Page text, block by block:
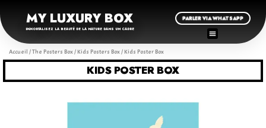
MY LUXURY BOX
IMMORTALISEZ LA BEAUTÉ DE LA NATURE DANS UN CADRE
PARLER VIA WHATSAPP
Accueil /The Posters Box/ Kids Posters Box/ Kids Poster Box
KIDS POSTER BOX